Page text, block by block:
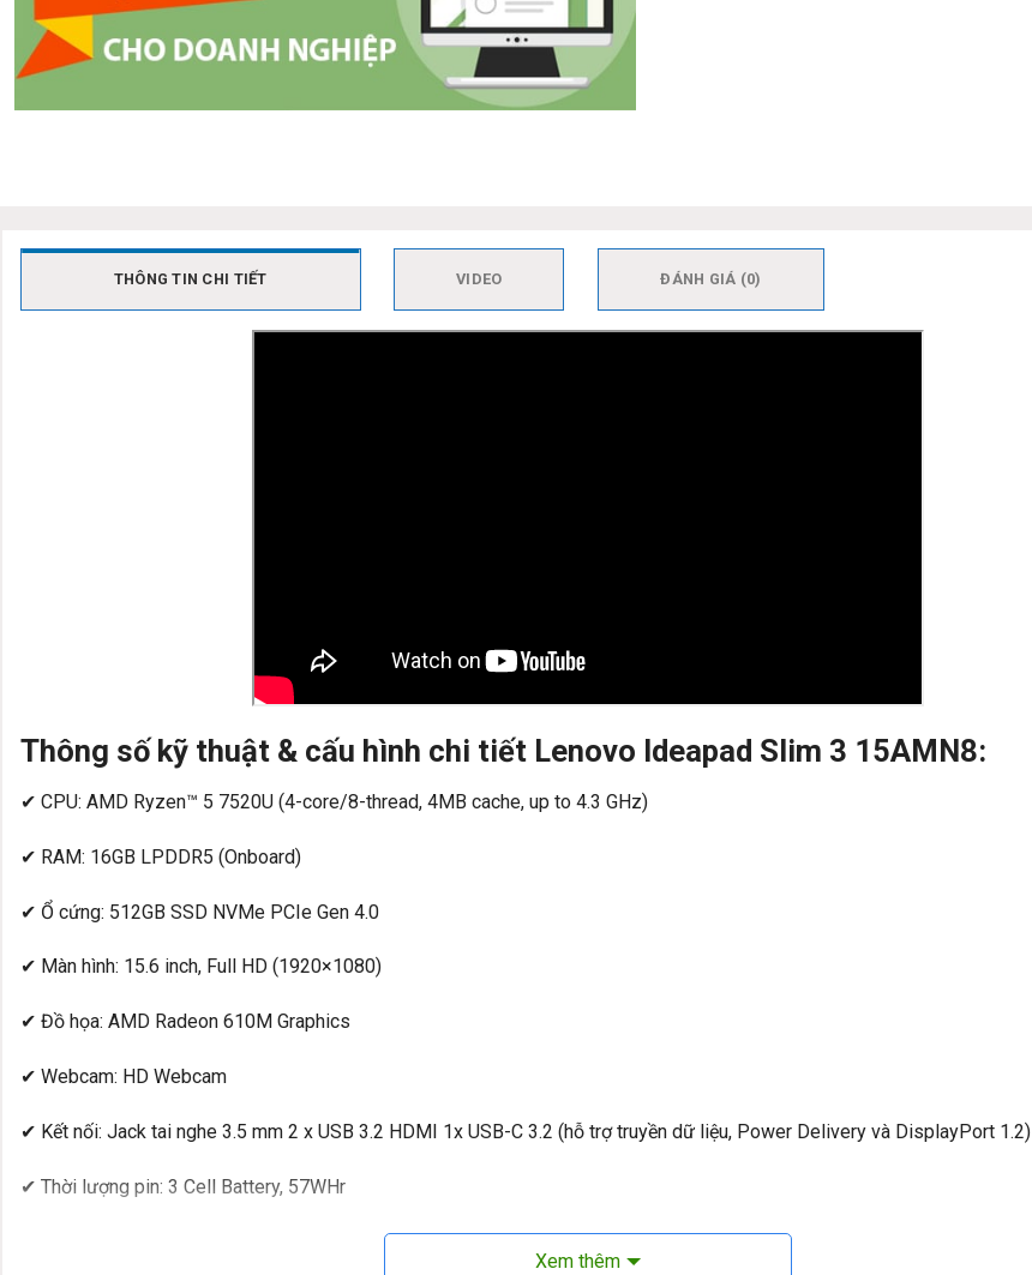
THÔNG TIN CHI TIẾT VIDEO ĐÁNH GIÁ (0)
Thông số kỹ thuật & cấu hình chi tiết Lenovo Ideapad Slim 3 15AMN8:
✔ CPU: AMD Ryzen™ 5 7520U (4-core/8-thread, 4MB cache, up to 4.3 GHz)
✔ RAM: 16GB LPDDR5 (Onboard)
✔ Ổ cứng: 512GB SSD NVMe PCIe Gen 4.0
✔ Màn hình: 15.6 inch, Full HD (1920×1080)
✔ Đồ họa: AMD Radeon 610M Graphics
✔ Webcam: HD Webcam
✔ Kết nối: Jack tai nghe 3.5 mm 2 x USB 3.2 HDMI 1x USB-C 3.2 (hỗ trợ truyền dữ liệu, Power Delivery và DisplayPort 1.2)
✔ Thời lượng pin: 3 Cell Battery, 57WHr
Xem thêm